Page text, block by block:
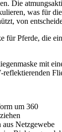
Die
was für
von
für Pferde, die
mit
um 360
Netzgewebe